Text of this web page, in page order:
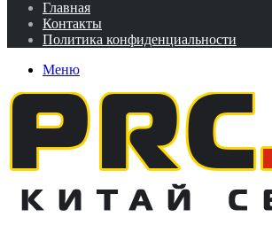
Главная
Контакты
Политика конфиденциальности
Меню